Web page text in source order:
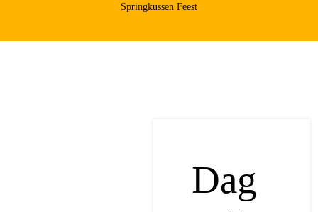
Springkussen Feest
Dag